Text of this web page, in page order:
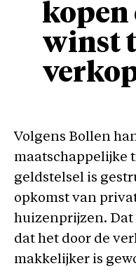
kopen
winst
Volgens Bollen
maatschappelijke
geldstelsel is
opkomst van
huizenprijzen. Dat
dat het door de
makkelijker is